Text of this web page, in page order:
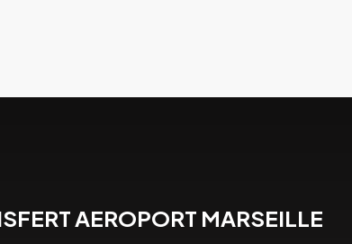
AEROPORT MARSEILLE